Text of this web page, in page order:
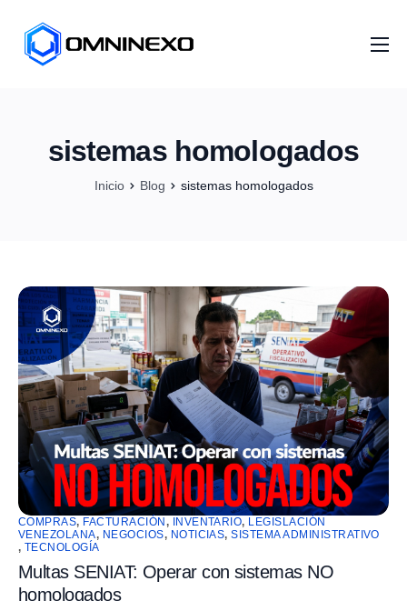
Servicios
Proyectos
sistemas homologados
Inicio Blog sistemas homologados
COMPRAS, FACTURACIÓN, INVENTARIO, LEGISLACIÓN
VENEZOLANA, NEGOCIOS, NOTICIAS,SISTEMA ADMINISTRATIVO
, TECNOLOGÍA
Multas SENIAT: Operar con sistemas NO
homologados